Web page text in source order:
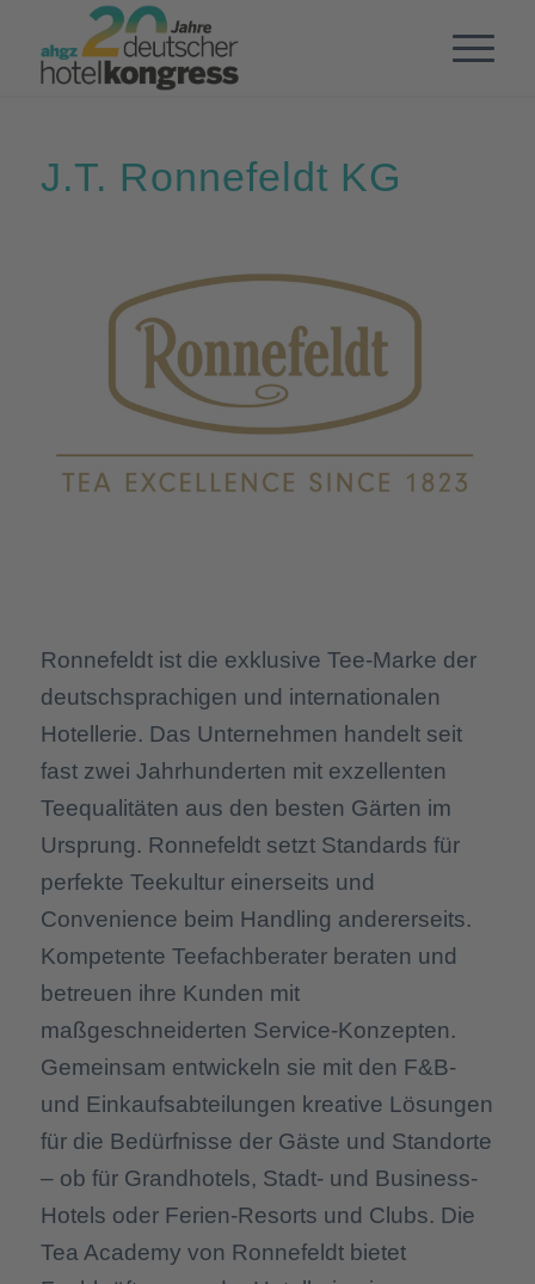
J.T. Ronnefeldt KG
Ronnefeldt ist die exklusive Tee-Marke der
deutschsprachigen und internationalen
Hotellerie. Das Unternehmen handelt seit
fast zwei Jahrhunderten mit exzellenten
Teequalitäten aus den besten Gärten im
Ursprung. Ronnefeldt setzt Standards für
perfekte Teekultur einerseits und
Convenience beim Handling andererseits.
Kompetente Teefachberater beraten und
betreuen ihre Kunden mit
maßgeschneiderten Service-Konzepten.
Gemeinsam entwickeln sie mit den F&B-
und Einkaufsabteilungen kreative Lösungen
für die Bedürfnisse der Gäste und Standorte
– ob für Grandhotels, Stadt- und Business-
Hotels oder Ferien-Resorts und Clubs. Die
Tea Academy von Ronnefeldt bietet